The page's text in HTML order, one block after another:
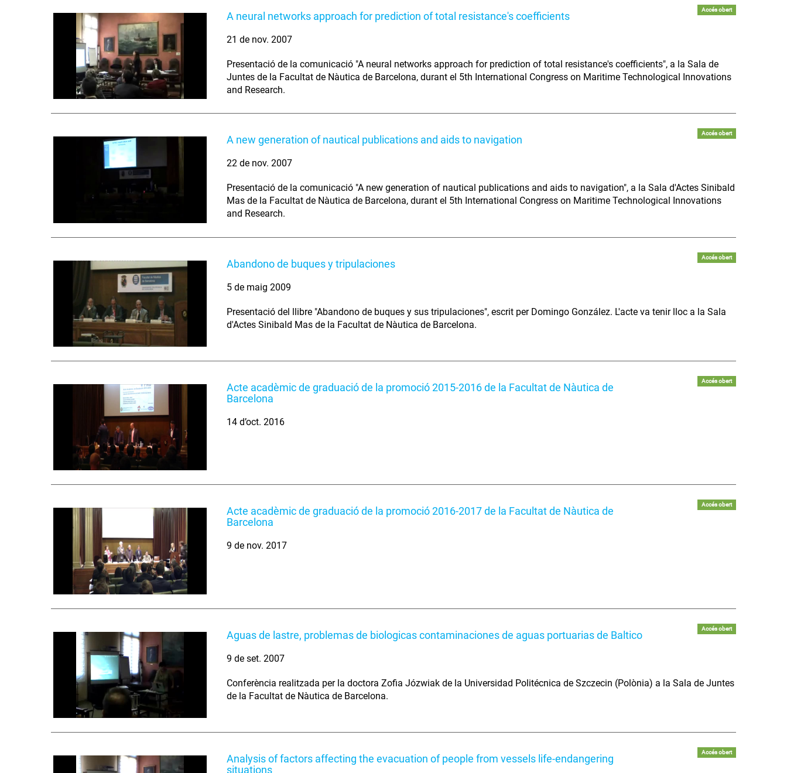
A neural networks approach for prediction of total resistance's coefficients
Accés obert
21 de nov. 2007
Presentació de la comunicació "A neural networks approach for prediction of total resistance's coefficients", a la Sala de
Juntes de la Facultat de Nàutica de Barcelona, durant el 5th International Congress on Maritime Technological Innovations
and Research.
A new generation of nautical publications and aids to navigation
Accés obert
22 de nov. 2007
Presentació de la comunicació "A new generation of nautical publications and aids to navigation", a la Sala d'Actes Sinibald
Mas de la Facultat de Nàutica de Barcelona, durant el 5th International Congress on Maritime Technological Innovations
and Research.
Abandono de buques y tripulaciones
Accés obert
5 de maig 2009
Presentació del llibre "Abandono de buques y sus tripulaciones", escrit per Domingo González. L'acte va tenir lloc a la Sala
d'Actes Sinibald Mas de la Facultat de Nàutica de Barcelona.
Acte acadèmic de graduació de la promoció 2015-2016 de la Facultat de Nàutica de
Barcelona
Accés obert
14 d’oct. 2016
Acte acadèmic de graduació de la promoció 2016-2017 de la Facultat de Nàutica de
Barcelona
Accés obert
9 de nov. 2017
Aguas de lastre, problemas de biologicas contaminaciones de aguas portuarias de Baltico
Accés obert
9 de set. 2007
Conferència realitzada per la doctora Zofia Józwiak de la Universidad Politécnica de Szczecin (Polònia) a la Sala de Juntes
de la Facultat de Nàutica de Barcelona.
Analysis of factors affecting the evacuation of people from vessels life-endangering
situations
Accés obert